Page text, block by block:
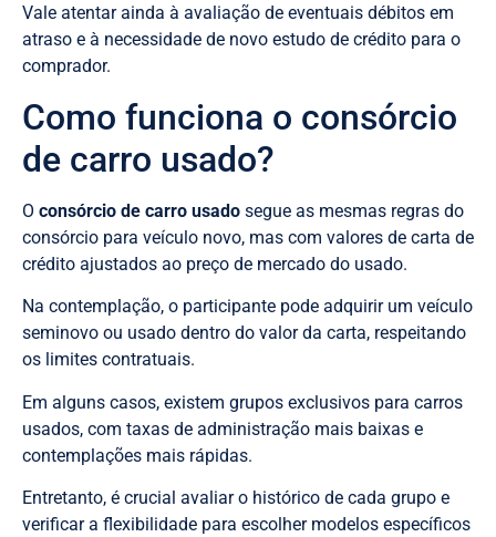
Vale atentar ainda à avaliação de eventuais débitos em
atraso e à necessidade de novo estudo de crédito para o
comprador.
Como funciona o consórcio
de carro usado?
O consórcio de carro usado segue as mesmas regras do
consórcio para veículo novo, mas com valores de carta de
crédito ajustados ao preço de mercado do usado.
Na contemplação, o participante pode adquirir um veículo
seminovo ou usado dentro do valor da carta, respeitando
os limites contratuais.
Em alguns casos, existem grupos exclusivos para carros
usados, com taxas de administração mais baixas e
contemplações mais rápidas.
Entretanto, é crucial avaliar o histórico de cada grupo e
verificar a flexibilidade para escolher modelos específicos